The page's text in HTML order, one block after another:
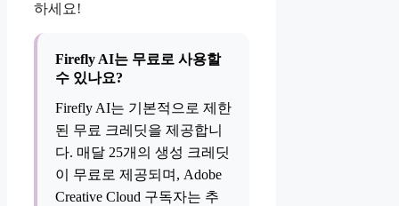
하세요!
Firefly AI는 무료로 사용할
수 있나요?
Firefly AI는 기본적으로 제한
된 무료 크레딧을 제공합니
다. 매달 25개의 생성 크레딧
이 무료로 제공되며, Adobe
Creative Cloud 구독자는 추